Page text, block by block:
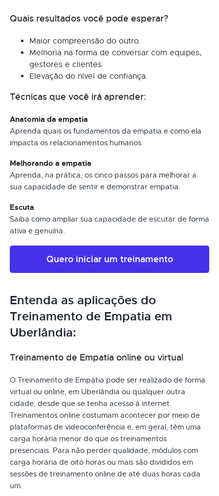
Quais resultados você pode esperar?
Maior compreensão do outro.
Melhoria na forma de conversar com equipes,
gestores e clientes.
Elevação do nível de confiança.
Técnicas que você irá aprender:
Anatomia da empatia
Aprenda quais os fundamentos da empatia e como ela
impacta os relacionamentos humanos.
Melhorando a empatia
Aprenda, na prática, os cinco passos para melhorar a
sua capacidade de sentir e demonstrar empatia.
Escuta
Saiba como ampliar sua capacidade de escutar de forma
ativa e genuína.
Quero iniciar um treinamento
Entenda as aplicações do
Treinamento de Empatia em
Uberlândia:
Treinamento de Empatia online ou virtual
O Treinamento de Empatia pode ser realizado de forma
virtual ou online, em Uberlândia ou qualquer outra
cidade, desde que se tenha acesso à internet.
Treinamentos online costumam acontecer por meio de
plataformas de videoconferência e, em geral, têm uma
carga horária menor do que os treinamentos
presenciais. Para não perder qualidade, módulos com
carga horária de oito horas ou mais são divididos em
sessões de treinamento online de até duas horas cada
um.